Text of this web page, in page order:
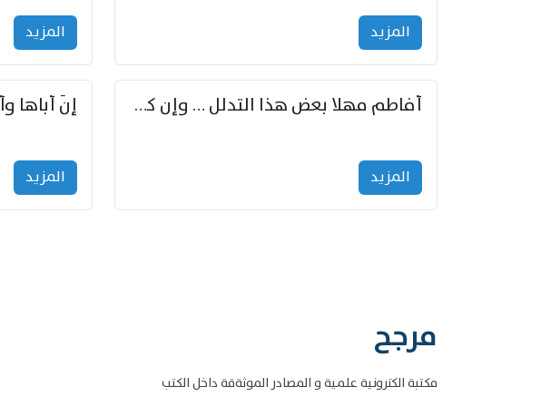
المزید المزید
أفاطم مهلا بعض هذا التدلل … وإن كنت قد أزمعت صرمي فأجملي
المزید المزید
مرجح
مكتبة الكترونية علمية و المصادر الموثةقة داخل الكتب